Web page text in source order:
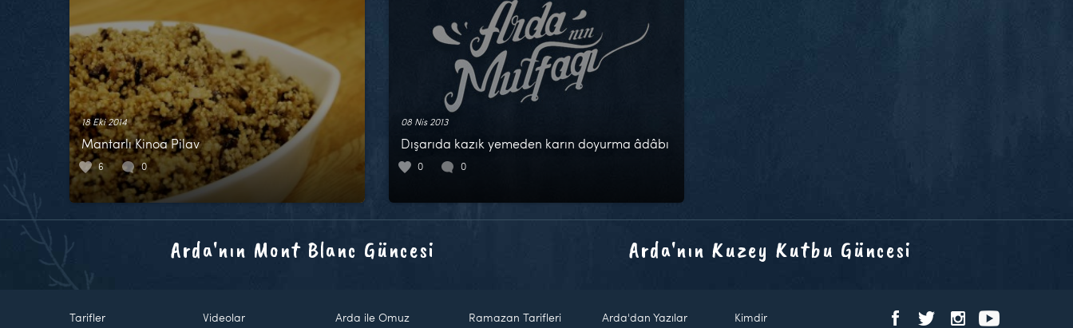
18 Eki 2014
Mantarlı Kinoa Pilav
6 0
08 Nis 2013
Dışarıda kazık yemeden karın doyurma âdâbı
0 0
Arda'nın Mont Blanc Güncesi Arda'nın Kuzey Kutbu Güncesi
Tarifler Videolar
Arda ile Omuz
Ramazan Tarifleri Arda'dan Yazılar Kimdir